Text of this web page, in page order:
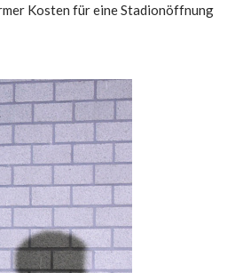
Kosten für eine Stadionöffnung